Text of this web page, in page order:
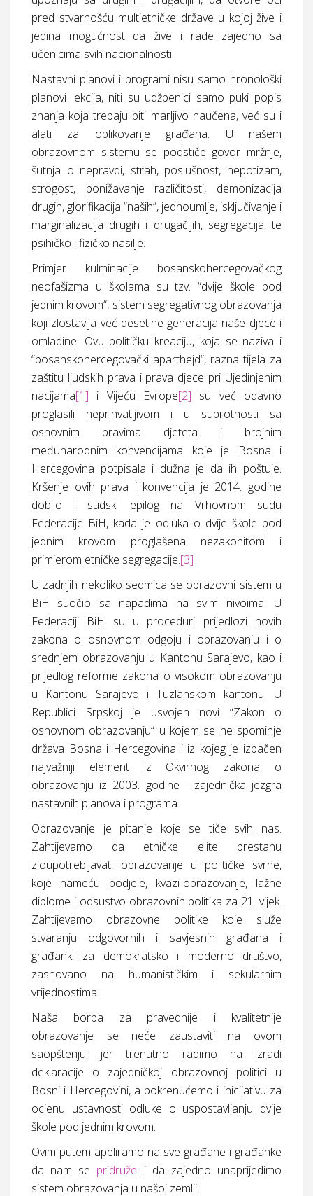
pred stvarnošću multietničke države u kojoj žive i
jedina mogućnost da žive i rade zajedno sa
učenicima svih nacionalnosti.
Nastavni planovi i programi nisu samo hronološki
planovi lekcija, niti su udžbenici samo puki popis
znanja koja trebaju biti marljivo naučena, već su i
alati za oblikovanje građana. U našem
obrazovnom sistemu se podstiče govor mržnje,
šutnja o nepravdi, strah, poslušnost, nepotizam,
strogost, ponižavanje različitosti, demonizacija
drugih, glorifikacija “naših”, jednoumlje, isključivanje i
marginalizacija drugih i drugačijih, segregacija, te
psihičko i fizičko nasilje.
Primjer kulminacije bosanskohercegovačkog
neofašizma u školama su tzv. “dvije škole pod
jednim krovom“, sistem segregativnog obrazovanja
koji zlostavlja već desetine generacija naše djece i
omladine. Ovu političku kreaciju, koja se naziva i
“bosanskohercegovački aparthejd“, razna tijela za
zaštitu ljudskih prava i prava djece pri Ujedinjenim
nacijama[1] i Vijeću Evrope[2] su već odavno
proglasili neprihvatljivom i u suprotnosti sa
osnovnim pravima djeteta i brojnim
međunarodnim konvencijama koje je Bosna i
Hercegovina potpisala i dužna je da ih poštuje.
Kršenje ovih prava i konvencija je 2014. godine
dobilo i sudski epilog na Vrhovnom sudu
Federacije BiH, kada je odluka o dvije škole pod
jednim krovom proglašena nezakonitom i
primjerom etničke segregacije.[3]
U zadnjih nekoliko sedmica se obrazovni sistem u
BiH suočio sa napadima na svim nivoima. U
Federaciji BiH su u proceduri prijedlozi novih
zakona o osnovnom odgoju i obrazovanju i o
srednjem obrazovanju u Kantonu Sarajevo, kao i
prijedlog reforme zakona o visokom obrazovanju
u Kantonu Sarajevo i Tuzlanskom kantonu. U
Republici Srpskoj je usvojen novi “Zakon o
osnovnom obrazovanju“ u kojem se ne spominje
država Bosna i Hercegovina i iz kojeg je izbačen
najvažniji element iz Okvirnog zakona o
obrazovanju iz 2003. godine - zajednička jezgra
nastavnih planova i programa.
Obrazovanje je pitanje koje se tiče svih nas.
Zahtijevamo da etničke elite prestanu
zloupotrebljavati obrazovanje u političke svrhe,
koje nameću podjele, kvazi-obrazovanje, lažne
diplome i odsustvo obrazovnih politika za 21. vijek.
Zahtijevamo obrazovne politike koje služe
stvaranju odgovornih i savjesnih građana i
građanki za demokratsko i moderno društvo,
zasnovano na humanističkim i sekularnim
vrijednostima.
Naša borba za pravednije i kvalitetnije
obrazovanje se neće zaustaviti na ovom
saopštenju, jer trenutno radimo na izradi
deklaracije o zajedničkoj obrazovnoj politici u
Bosni i Hercegovini, a pokrenućemo i inicijativu za
ocjenu ustavnosti odluke o uspostavljanju dvije
škole pod jednim krovom.
Ovim putem apeliramo na sve građane i građanke
da nam se pridruže i da zajedno unaprijedimo
sistem obrazovanja u našoj zemlji!